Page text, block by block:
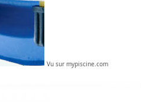
Vu sur mypiscine.com